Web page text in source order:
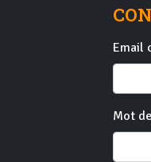
Email
Mot